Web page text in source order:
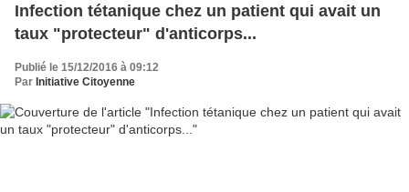
Infection tétanique chez un patient qui avait un
taux "protecteur" d'anticorps...
Publié le 15/12/2016 à 09:12
Par Initiative Citoyenne